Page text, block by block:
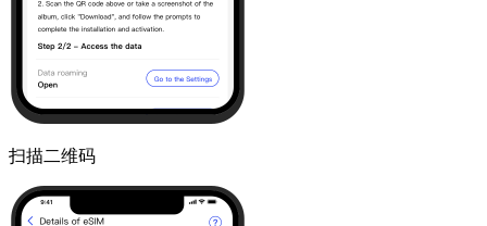
扫描二维码